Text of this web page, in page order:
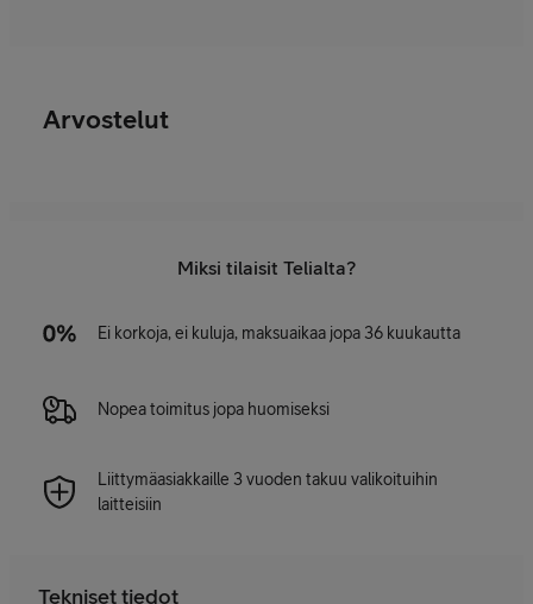
Arvostelut
Miksi tilaisit Telialta?
Ei korkoja, ei kuluja, maksuaikaa jopa 36 kuukautta
Nopea toimitus jopa huomiseksi
Liittymäasiakkaille 3 vuoden takuu valikoituihin
laitteisiin
Tekniset tiedot